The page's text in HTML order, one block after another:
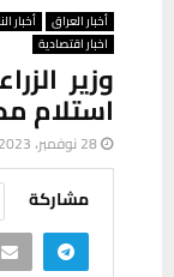
أخبار العراق أخبار
اخبار اقتصادية
وزير
استلام
28 نوفمبر، 2023
مشاركة